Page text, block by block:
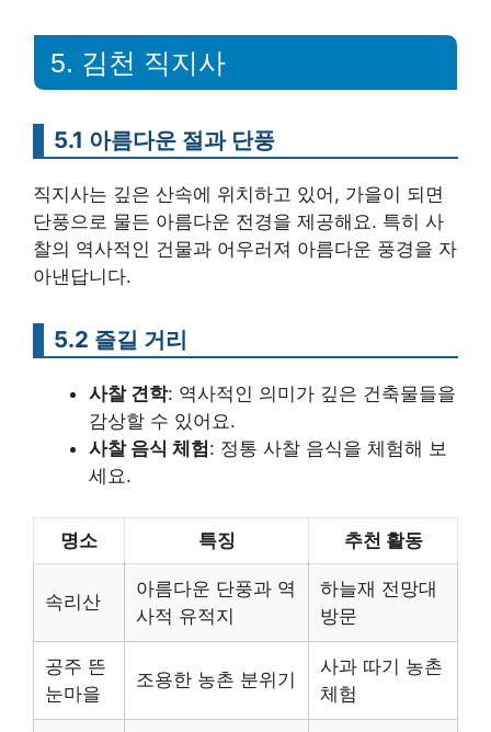
5. 김천 직지사
5.1 아름다운 절과 단풍
직지사는 깊은 산속에 위치하고 있어, 가을이 되면
단풍으로 물든 아름다운 전경을 제공해요. 특히 사
찰의 역사적인 건물과 어우러져 아름다운 풍경을 자
아낸답니다.
5.2 즐길 거리
사찰 견학: 역사적인 의미가 깊은 건축물들을
감상할 수 있어요.
사찰 음식 체험: 정통 사찰 음식을 체험해 보
세요.
명소 특징 추천 활동
속리산
아름다운 단풍과 역
사적 유적지
하늘재 전망대
방문
공주 뜬
눈마을
조용한 농촌 분위기
사과 따기 농촌
체험